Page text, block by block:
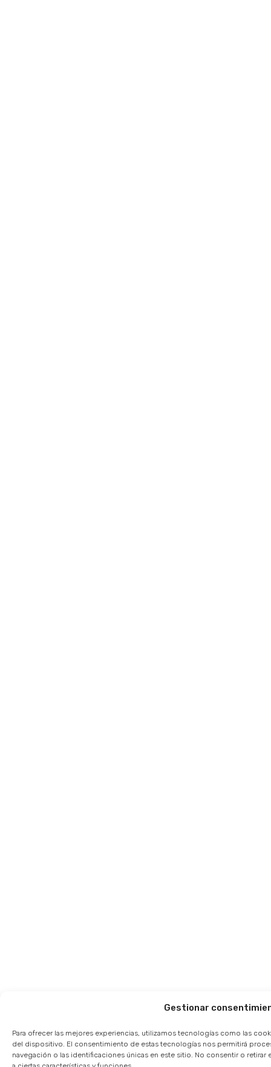
Gestionar
Para ofrecer las mejores experiencias, utilizamos tecnologías como las
del dispositivo. El consentimiento de estas tecnologías nos permitirá
navegación o las identificaciones únicas en este sitio. No consentir o